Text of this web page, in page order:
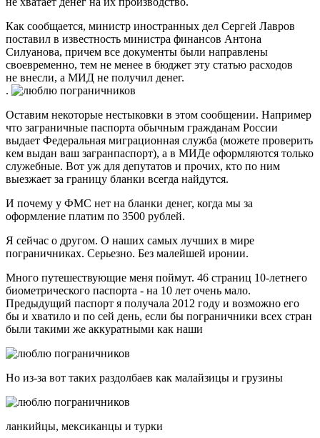
Как сообщается, министр иностранных дел Сергей Лавров
поставил в известность министра финансов Антона
Силуанова, причем все документы были направлены
своевременно, тем не менее в бюджет эту статью расходов
не внесли, а МИД не получил денег.
.
Оставим некоторые нестыковки в этом сообщении. Например
что заграничные паспорта обычным гражданам России
выдает Федеральная миграционная служба (можете проверить
кем выдан ваш загранпаспорт), а в МИДе оформляются только
служебные. Вот уж для депутатов и прочих, кто по ним
выезжает за границу бланки всегда найдутся.
И почему у ФМС нет на бланки денег, когда мы за
оформление платим по 3500 рублей.
Я сейчас о другом. О наших самых лучших в мире
пограничниках. Серьезно. Без малейшей иронии.
Много путешествующие меня поймут. 46 страниц 10-летнего
биометрического паспорта - на 10 лет очень мало.
Предыдущий паспорт я получала 2012 году и возможно его
бы и хватило и по сей день, если бы пограничники всех стран
были такими же аккуратными как наши
Но из-за вот таких раздолбаев как малайзицы и грузины
ланкийцы, мексиканцы и турки